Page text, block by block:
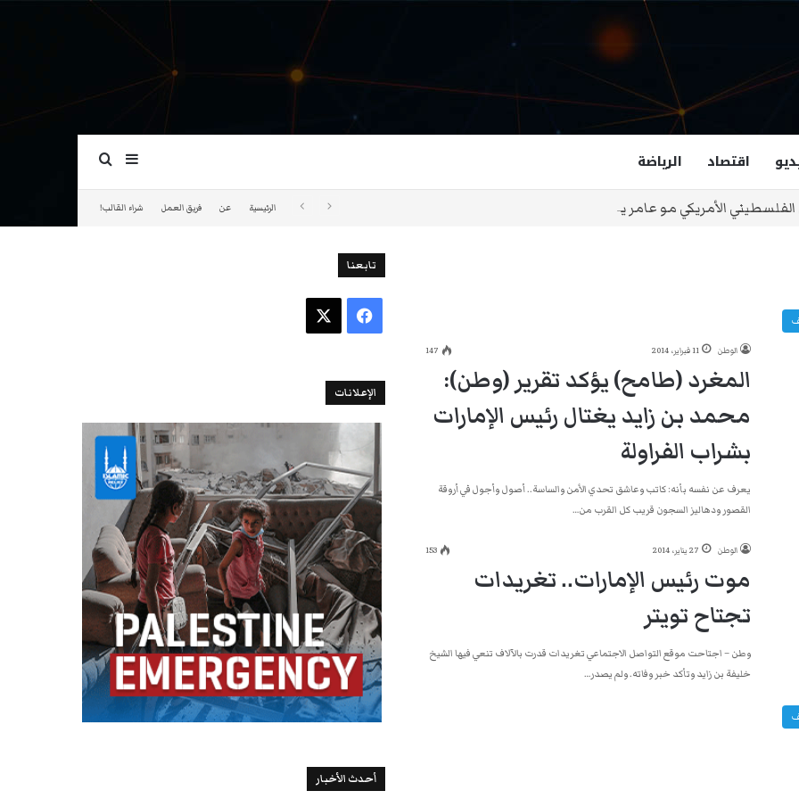
اقتصاد الرياضة إضافة عمود جانبي
بحث عن
الأمريكي مو عامر يغيّر بالنكتة مواقف الناس الرئيسية عن فريق العمل شراء القالب!
الوطن 11 فبراير، 2014 147
‏المغرد (طامح) يؤكد تقرير (وطن):
محمد بن زايد يغتال رئيس الإمارات
بشراب الفراولة
يعرف عن نفسه بأنه: كاتب وعاشق تحدي الأمن والساسة.. أصول وأجول في أروقة
القصور ودهاليز السجون قريب كل القرب من…
الوطن 27 يناير، 2014 153
موت رئيس الإمارات.. تغريدات
تجتاح تويتر
وطن – اجتاحت موقع التواصل الاجتماعي تغريدات قدرت بالآلاف تنعي فيها الشيخ
خليفة بن زايد وتأكد خبر وفاته. ولم يصدر…
تابعنا
فيسبوك
الإعلانات
أحدث الأخبار